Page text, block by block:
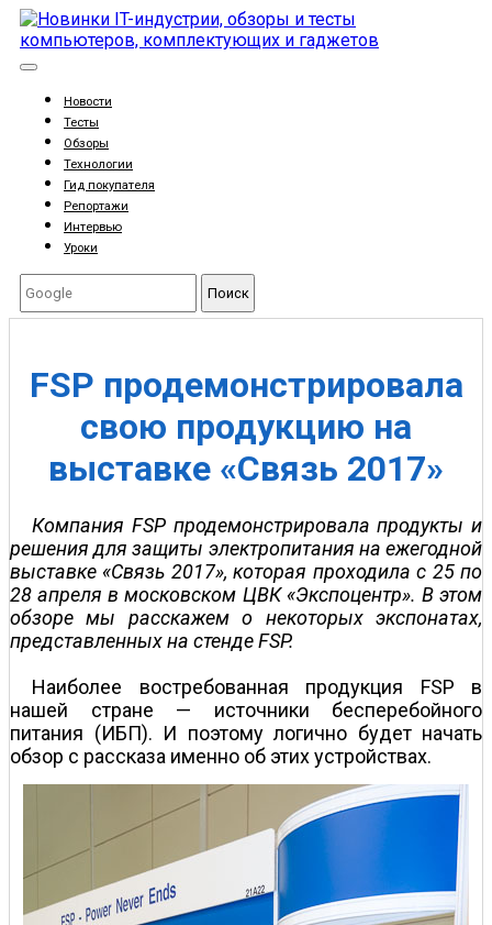
Новости
Тесты
Обзоры
Технологии
Гид покупателя
Репортажи
Интервью
Уроки
Поиск
FSP продемонстрировала
свою продукцию на
выставке «Связь 2017»
Компания FSP продемонстрировала продукты и
решения для защиты электропитания на ежегодной
выставке «Связь 2017», которая проходила с 25 по
28 апреля в московском ЦВК «Экспоцентр». В этом
обзоре мы расскажем о некоторых экспонатах,
представленных на стенде FSP.
Наиболее востребованная продукция FSP в
нашей стране — источники бесперебойного
питания (ИБП). И поэтому логично будет начать
обзор с рассказа именно об этих устройствах.